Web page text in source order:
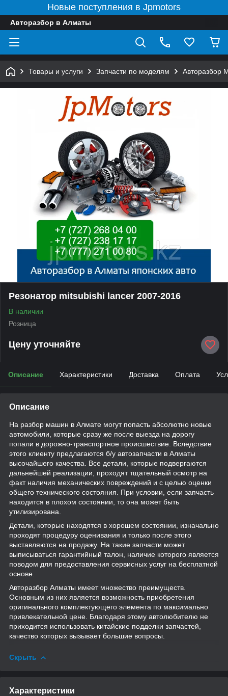
Новые поступления в Jpmotors
Авторазбор в Алматы
Товары и услуги Запчасти по моделям Авторазбор
Резонатор mitsubishi lancer 2007-2016
В наличии
Розница
Цену уточняйте
Описание Характеристики Доставка Оплата
Описание
На разбор машин в Алмате могут попасть абсолютно новые
автомобили, которые сразу же после выезда на дорогу
попали в дорожно-транспортное происшествие. Вследствие
этого клиенту предлагаются б/у автозапчасти в Алматы
высочайшего качества. Все детали, которые подвергаются
дальнейшей реализации, проходят тщательный осмотр на
факт наличия механических повреждений и с целью оценки
общего технического состояния. При условии, если запчасть
находится в плохом состоянии, то она может быть
утилизирована.
Детали, которые находятся в хорошем состоянии, изначально
проходят процедуру оценивания и только после этого
выставляются на продажу. На такие запчасти может
выписываться гарантийный талон, наличие которого является
поводом для предоставления сервисных услуг на бесплатной
основе.
Авторазбор Алматы имеет множество преимуществ.
Основным из них является возможность приобретения
оригинального комплектующего элемента по максимально
привлекательной цене. Благодаря этому автолюбителю не
приходится использовать китайские подделки запчастей,
качество которых вызывает большие вопросы.
Скрыть
Характеристики